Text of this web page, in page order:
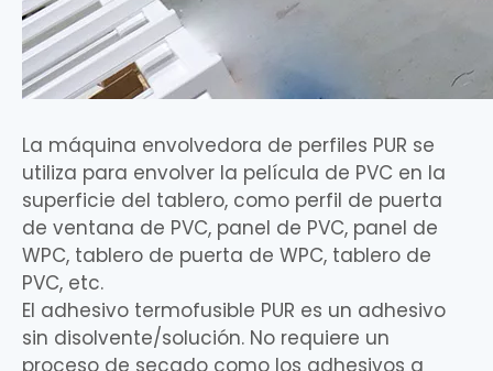
La máquina envolvedora de perfiles PUR se
utiliza para envolver la película de PVC en la
superficie del tablero, como perfil de puerta
de ventana de PVC, panel de PVC, panel de
WPC, tablero de puerta de WPC, tablero de
PVC, etc.
El adhesivo termofusible PUR es un adhesivo
sin disolvente/solución. No requiere un
proceso de secado como los adhesivos a